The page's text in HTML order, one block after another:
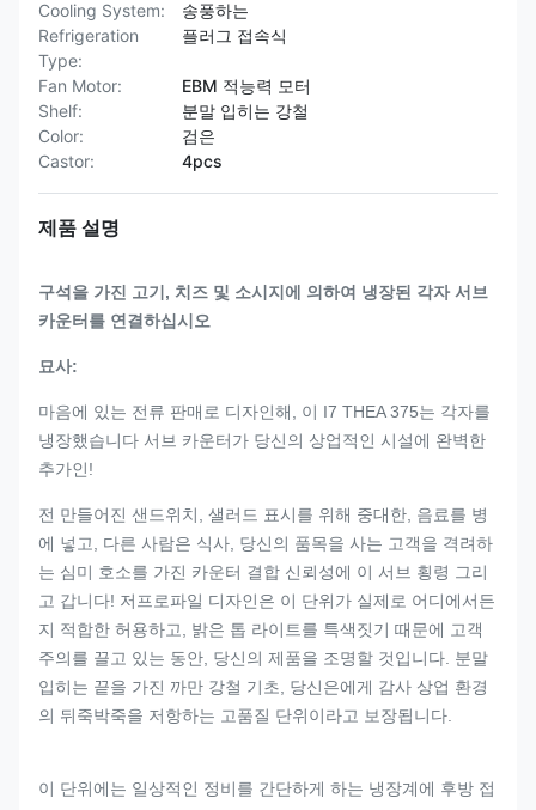
Cooling System:
송풍하는
Refrigeration
Type:
플러그 접속식
Fan Motor:
EBM 적능력 모터
Shelf:
분말 입히는 강철
Color:
검은
Castor:
4pcs
제품 설명
구석을 가진 고기, 치즈 및 소시지에 의하여 냉장된 각자 서브
카운터를 연결하십시오
묘사:
마음에 있는 전류 판매로 디자인해, 이 I7 THEA 375는 각자를
냉장했습니다 서브 카운터가 당신의 상업적인 시설에 완벽한
추가인!
전 만들어진 샌드위치, 샐러드 표시를 위해 중대한, 음료를 병
에 넣고, 다른 사람은 식사, 당신의 품목을 사는 고객을 격려하
는 심미 호소를 가진 카운터 결합 신뢰성에 이 서브 횡령 그리
고 갑니다! 저프로파일 디자인은 이 단위가 실제로 어디에서든
지 적합한 허용하고, 밝은 톱 라이트를 특색짓기 때문에 고객
주의를 끌고 있는 동안, 당신의 제품을 조명할 것입니다. 분말
입히는 끝을 가진 까만 강철 기초, 당신은에게 감사 상업 환경
의 뒤죽박죽을 저항하는 고품질 단위이라고 보장됩니다.
이 단위에는 일상적인 정비를 간단하게 하는 냉장계에 후방 접